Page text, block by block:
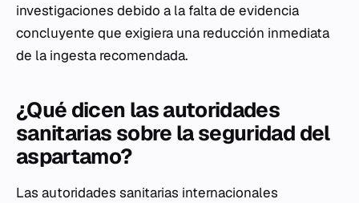
investigaciones debido a la falta de evidencia
concluyente que exigiera una reducción inmediata
de la ingesta recomendada.
¿Qué dicen las autoridades
sanitarias sobre la seguridad del
aspartamo?
Las autoridades sanitarias internacionales